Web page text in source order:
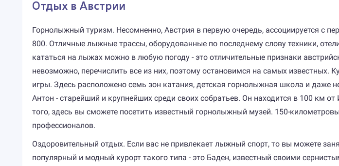
Отдых в Австрии
Горнолыжный туризм. Несомненно, Австрия в первую очередь, ассоциируется с
800. Отличные лыжные трассы, оборудованные по последнему слову техники,
кататься на лыжах можно в любую погоду - это отличительные признаки
невозможно, перечислить все из них, поэтому остановимся на самых
игры. Здесь расположено семь зон катания, детская горнолыжная школа и даже
Антон - старейший и крупнейших среди своих собратьев. Он находится в 100 км
того, здесь вы сможете посетить известный горнолыжный музей. 150-
профессионалов.
Оздоровительный отдых. Если вас не привлекает лыжный спорт, то вы можете
популярный и модный курорт такого типа - это Баден, известный своими